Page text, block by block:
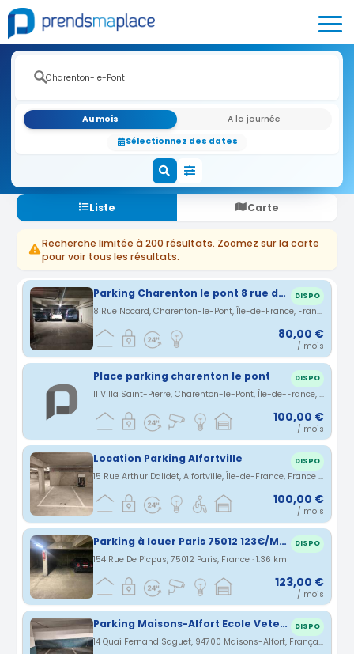
Au mois
A la journée
Sélectionnez des dates
Liste Carte
Recherche limitée à 200 résultats. Zoomez sur la carte
pour voir tous les résultats.
Parking Charenton le pont 8 rue de Nocard 94220 80€ voiture moto 50€ DISPO
8 Rue Nocard, Charenton-le-Pont, Île-de-France, France · 0.22 km
80,00 €
/ mois
Place parking charenton le pont DISPO
11 Villa Saint-Pierre, Charenton-le-Pont, Île-de-France, France · 0.43 km
100,00 €
/ mois
Location Parking Alfortville DISPO
15 Rue Arthur Dalidet, Alfortville, Île-de-France, France · 1.34 km
100,00 €
/ mois
Parking à louer Paris 75012 123€/Mois DISPO
154 Rue De Picpus, 75012 Paris, France · 1.36 km
123,00 €
/ mois
Parking Maisons-Alfort Ecole Veterinaire DISPO
14 Quai Fernand Saguet, 94700 Maisons-Alfort, França · 1.39 km